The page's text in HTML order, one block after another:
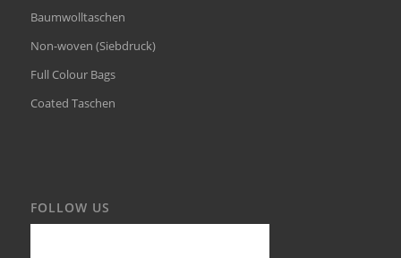
Baumwolltaschen
Non-woven (Siebdruck)
Full Colour Bags
Coated Taschen
FOLLOW US